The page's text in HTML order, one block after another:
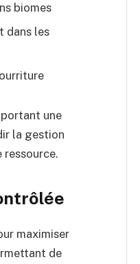
biomes
dans les
une
la gestion
ressource.
maximiser
de